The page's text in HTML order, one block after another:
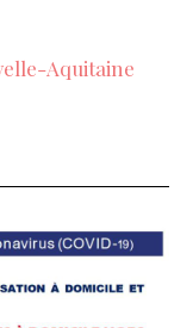
Aquitaine